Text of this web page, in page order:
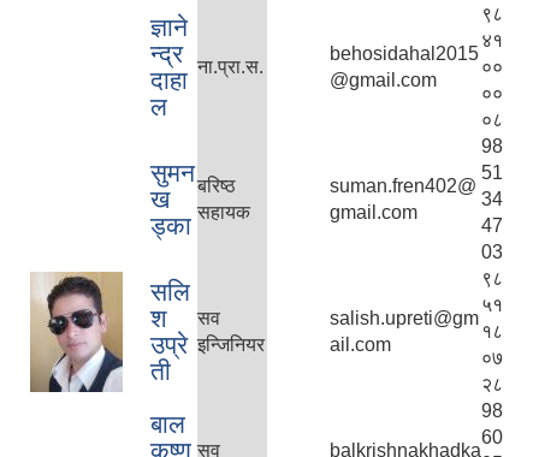
ज्ञाने
न्द्र
दाहा
ल
ना.प्रा.स.
behosidahal2015
@gmail.com
९८
४१
००
००
०८
सुमन
ख
ड्का
बरिष्ठ
सहायक
suman.fren402@
gmail.com
98
51
34
47
03
सलि
श
उप्रे
ती
सव
इन्जिनियर
salish.upreti@gm
ail.com
९८
५१
१८
०७
२८
बाल
कृष्ण सव
balkrishnakhadka
98
60